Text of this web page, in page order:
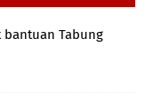
bantuan Tabung